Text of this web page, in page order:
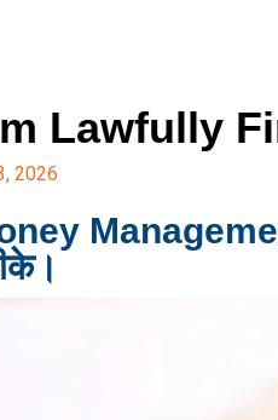
Lawfully
2026